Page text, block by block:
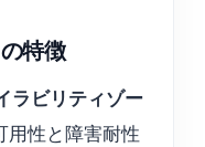
特徴
ラビリティゾー
用性と障害耐性